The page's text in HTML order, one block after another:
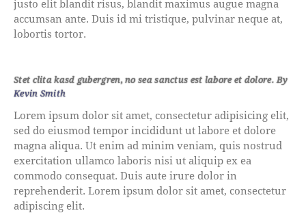
justo elit blandit risus, blandit maximus augue magna
accumsan ante. Duis id mi tristique, pulvinar neque at,
lobortis tortor.
Stet clita kasd gubergren, no sea sanctus est labore et dolore. By
Kevin Smith
Lorem ipsum dolor sit amet, consectetur adipisicing elit,
sed do eiusmod tempor incididunt ut labore et dolore
magna aliqua. Ut enim ad minim veniam, quis nostrud
exercitation ullamco laboris nisi ut aliquip ex ea
commodo consequat. Duis aute irure dolor in
reprehenderit. Lorem ipsum dolor sit amet, consectetur
adipiscing elit.